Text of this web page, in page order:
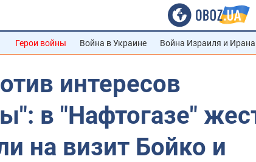
Герои войны Война в Украине Война Израиля и Ирана
интересов
в "Нафтогазе"
на визит Бойко и